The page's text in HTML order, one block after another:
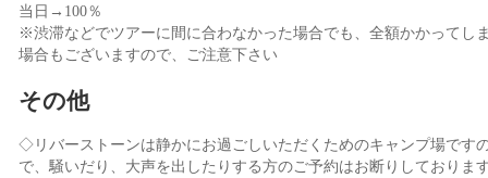
当日→100％
※渋滞などでツアーに間に合わなかった場合でも、全額かかってし
場合もございますので、ご注意下さい
その他
◇リバーストーンは静かにお過ごしいただくためのキャンプ場です
で、騒いだり、大声を出したりする方のご予約はお断りしておりま